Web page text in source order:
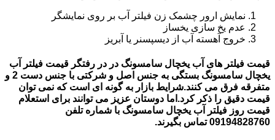
نمایش ارور چشمک زن فیلتر آب بر روی نمایشگر
عدم یخ سازی یخساز
خروج آهسته آب از دیسپسنر یا آبریز
قیمت فیلتر های آب یخچال سامسونگ در در رفتگر قیمت فیلتر آب
یخچال سامسونگ بستگی به جنس اصل و شرکتی با جنس دست 2 و
متفرقه فرق می کنند.شرایط بازار به گونه ای است که نمی توان
قیمت دقیق را ذکر کرد.اما دوستان عزیز می توانند برای استعلام
قیمت روز فیلتر آب یخچال سامسونگ با شماره تلفن
09194828760 تماس بگیرند.